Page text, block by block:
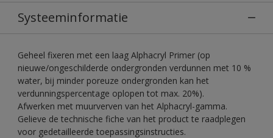
Systeeminformatie
Geheel fixeren met een laag Alphacryl Primer (op
nieuwe/ongeschilderde ondergronden verdunnen met 10 %
water, bij minder poreuze ondergronden kan het
verdunningspercentage oplopen tot max. 20%).
Afwerken met muurverven van het Alphacryl-gamma.
Gelieve de technische fiche van het product te raadplegen
voor gedetailleerde toepassingsinstructies.